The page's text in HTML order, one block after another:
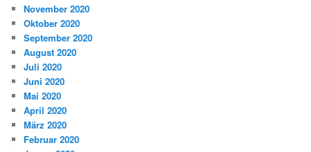
November 2020
Oktober 2020
September 2020
August 2020
Juli 2020
Juni 2020
Mai 2020
April 2020
März 2020
Februar 2020